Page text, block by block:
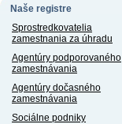
Naše registre
Sprostredkovatelia
zamestnania za úhradu
Agentúry podporovaného
zamestnávania
Agentúry dočasného
zamestnávania
Sociálne podniky